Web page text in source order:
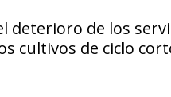
deterioro de los
cultivos de ciclo